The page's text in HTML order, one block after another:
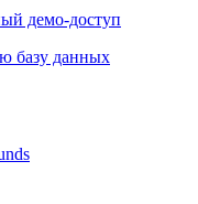
демо-доступ
базу данных